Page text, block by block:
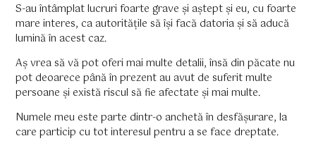
​S-au întâmplat lucruri foarte grave și aștept și eu, cu foarte
mare interes, ca autoritățile să își facă datoria și să aducă
lumină în acest caz.
Aș vrea să vă pot oferi mai multe detalii, însă din păcate nu
pot deoarece până în prezent au avut de suferit multe
persoane și există riscul să fie afectate și mai multe.
Numele meu este parte dintr-o anchetă în desfășurare, la
care particip cu tot interesul pentru a se face dreptate.